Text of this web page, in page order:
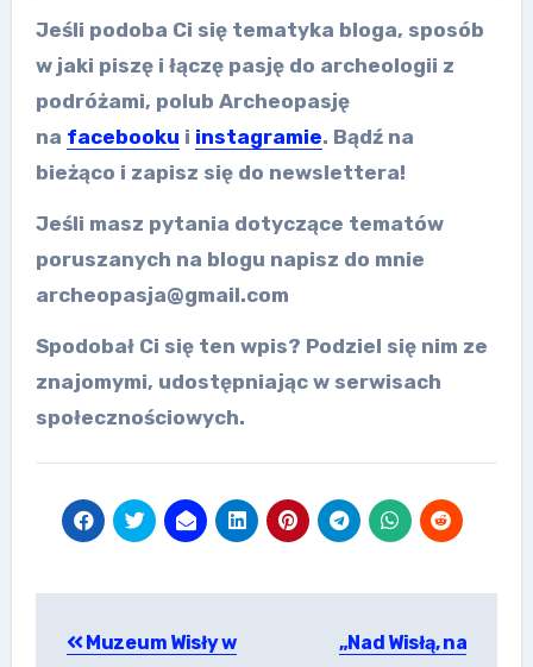
Jeśli podoba Ci się tematyka bloga, sposób
w jaki piszę i łączę pasję do archeologii z
podróżami, polub Archeopasję
na facebooku i instagramie. Bądź na
bieżąco i zapisz się do newslettera!
Jeśli masz pytania dotyczące tematów
poruszanych na blogu napisz do mnie
archeopasja@gmail.com
Spodobał Ci się ten wpis? Podziel się nim ze
znajomymi, udostępniając w serwisach
społecznościowych.
Muzeum Wisły w „Nad Wisłą, na